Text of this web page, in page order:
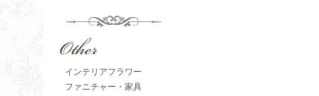
インテリアフラワー
ファニチャー・家具